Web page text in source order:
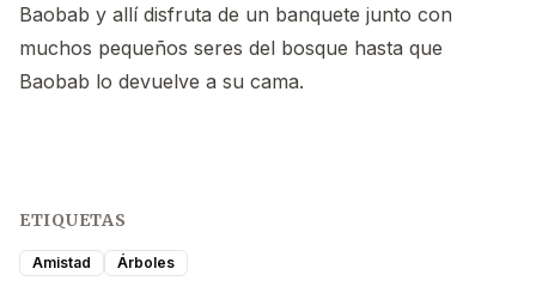
Baobab y allí disfruta de un banquete junto con
muchos pequeños seres del bosque hasta que
Baobab lo devuelve a su cama.
ETIQUETAS
Amistad Árboles